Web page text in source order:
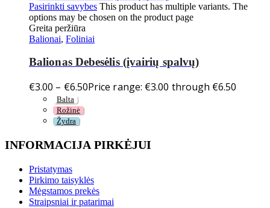
Pasirinkti savybes This product has multiple variants. The
options may be chosen on the product page
Greita peržiūra
Balionai, Foliniai
Balionas Debesėlis (įvairių spalvų)
€3.00 – €6.50Price range: €3.00 through €6.50
Balta
Rožinė
Žydra
INFORMACIJA PIRKĖJUI
Pristatymas
Pirkimo taisyklės
Mėgstamos prekės
Straipsniai ir patarimai